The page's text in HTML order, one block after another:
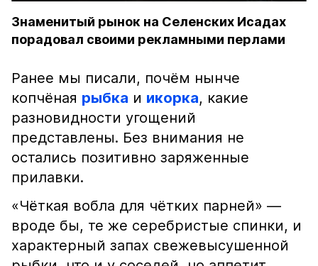
Знаменитый рынок на Селенских Исадах
порадовал своими рекламными перлами
Ранее мы писали, почём нынче
копчёная рыбка и икорка, какие
разновидности угощений
представлены. Без внимания не
остались позитивно заряженные
прилавки.
«Чёткая вобла для чётких парней» —
вроде бы, те же серебристые спинки, и
характерный запах свежевысушенной